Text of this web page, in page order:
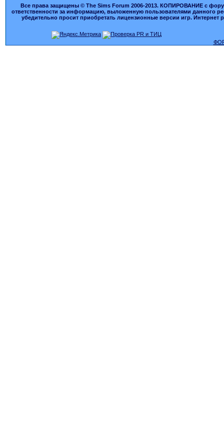
Все права защищены © The Sims Forum 2006-2013. КОПИРОВАНИЕ с
ответственности за информацию, выложенную пользователями данного
убедительно просит приобретать лицензионные версии игр.